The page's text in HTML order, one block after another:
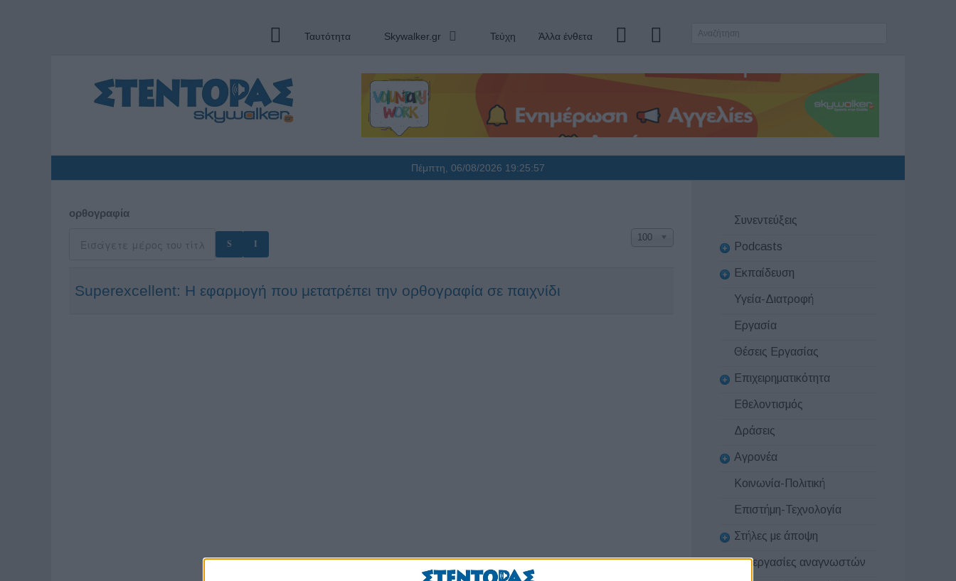
Ταυτότητα Skywalker.gr Τεύχη Άλλα ένθετα
Πέμπτη, 06/08/2026 19:25:57
ορθογραφία
100
Superexcellent: Η εφαρμογή που μετατρέπει την ορθογραφία σε παιχνίδι
Συνεντεύξεις
Podcasts
Εκπαίδευση
Υγεία-Διατροφή
Εργασία
Θέσεις Εργασίας
Επιχειρηματικότητα
Εθελοντισμός
Δράσεις
Αγρονέα
Κοινωνία-Πολιτική
Επιστήμη-Τεχνολογία
Στήλες με άποψη
Συνεργασίες αναγνωστών